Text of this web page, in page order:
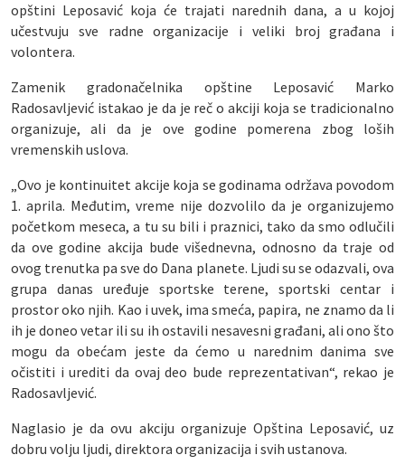
opštini Leposavić koja će trajati narednih dana, a u kojoj
učestvuju sve radne organizacije i veliki broj građana i
volontera.
Zamenik gradonačelnika opštine Leposavić Marko
Radosavljević istakao je da je reč o akciji koja se tradicionalno
organizuje, ali da je ove godine pomerena zbog loših
vremenskih uslova.
„Ovo je kontinuitet akcije koja se godinama održava povodom
1. aprila. Međutim, vreme nije dozvolilo da je organizujemo
početkom meseca, a tu su bili i praznici, tako da smo odlučili
da ove godine akcija bude višednevna, odnosno da traje od
ovog trenutka pa sve do Dana planete. Ljudi su se odazvali, ova
grupa danas uređuje sportske terene, sportski centar i
prostor oko njih. Kao i uvek, ima smeća, papira, ne znamo da li
ih je doneo vetar ili su ih ostavili nesavesni građani, ali ono što
mogu da obećam jeste da ćemo u narednim danima sve
očistiti i urediti da ovaj deo bude reprezentativan“, rekao je
Radosavljević.
Naglasio je da ovu akciju organizuje Opština Leposavić, uz
dobru volju ljudi, direktora organizacija i svih ustanova.